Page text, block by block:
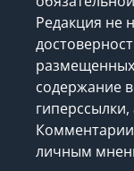
Редакция не
содержание
личным